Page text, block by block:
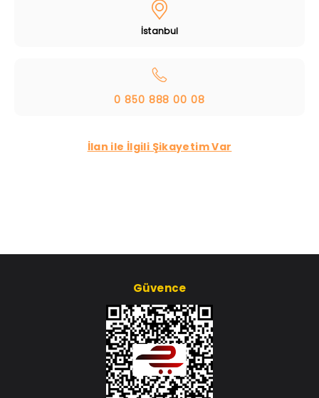
İstanbul
0 850 888 00 08
İlan ile İlgili Şikayetim Var
Güvence